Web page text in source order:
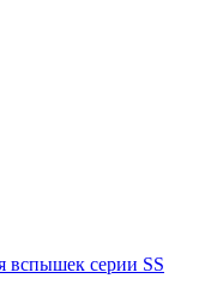
вспышек серии SS